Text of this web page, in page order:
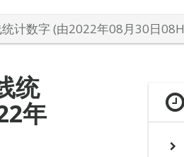
计数字 (由2022年08月30日
统
年